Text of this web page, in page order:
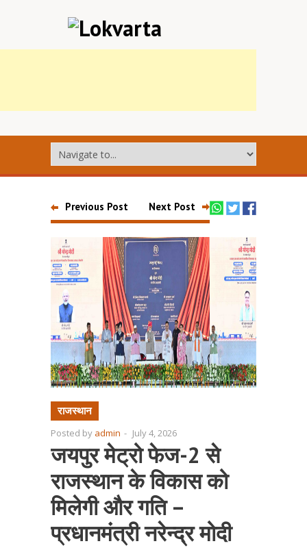
Previous Post Next Post
राजस्थान
Posted by admin - July 4, 2026
जयपुर मेट्रो फेज-2 से
राजस्थान के विकास को
मिलेगी और गति –
प्रधानमंत्री नरेन्द्र मोदी